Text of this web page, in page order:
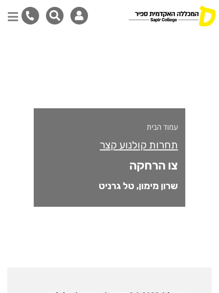
עמוד הבית
תחרות קולנוע קצר
צו הרחקה
שרון מימון, טל גרניט